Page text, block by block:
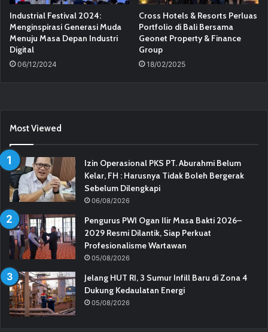
Industrial Festival 2024:
Menginspirasi Generasi Muda
Menuju Masa Depan Industri
Digital
06/12/2024
Cross Hotels & Resorts Perluas
Portfolio di Bali Bersama
Geonet Property & Finance
Group
18/02/2025
Most Viewed
Izin Operasional PKS PT. Aburahmi Belum
Kelar, FH : Harusnya Tidak Boleh Bergerak
Sebelum Dilengkapi
06/08/2026
Pengurus PWI Ogan Ilir Masa Bakti 2026–
2029 Resmi Dilantik, Siap Perkuat
Profesionalisme Wartawan
05/08/2026
Jelang HUT RI, 3 Sumur Infill Baru di Zona 4
Dukung Kedaulatan Energi
05/08/2026